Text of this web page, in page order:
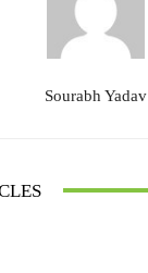
Sourabh Yadav